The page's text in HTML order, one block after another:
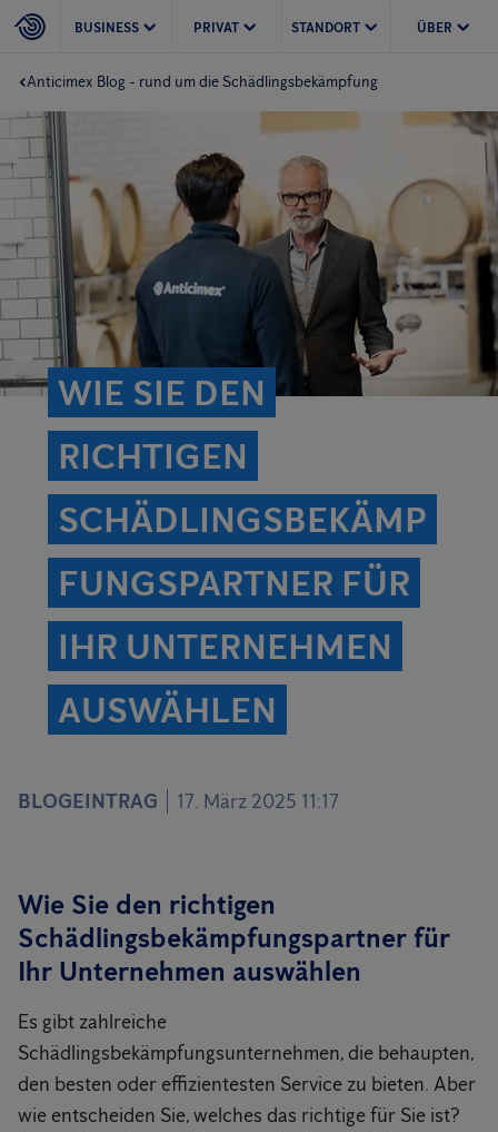
BUSINESS PRIVAT STANDORT ÜBER
Anticimex Blog - rund um die Schädlingsbekämpfung
WIE SIE DEN
RICHTIGEN
SCHÄDLINGSBEKÄMP
FUNGSPARTNER FÜR
IHR UNTERNEHMEN
AUSWÄHLEN
BLOGEINTRAG 17. März 2025 11:17
Wie Sie den richtigen
Schädlingsbekämpfungspartner für
Ihr Unternehmen auswählen
Es gibt zahlreiche
Schädlingsbekämpfungsunternehmen, die behaupten,
den besten oder effizientesten Service zu bieten. Aber
wie entscheiden Sie, welches das richtige für Sie ist?